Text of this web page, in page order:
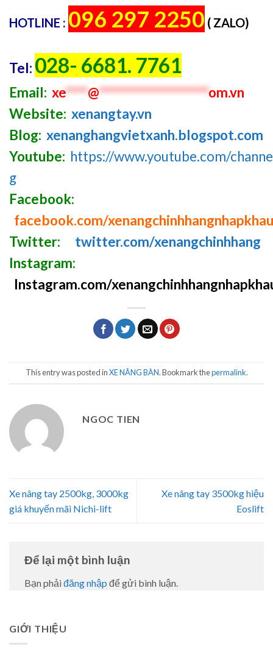
HOTLINE : 096 297 2250 ( ZALO)
Tel: 028- 6681. 7761
Email: xe****@********************om.vn
Website: xenangtay.vn
Blog: xenanghangvietxanh.blogspot.com
Youtube: https://www.youtube.com/
g
Facebook:
facebook.com/xenangchinhhangnhapkhau
Twitter:
twitter.com/xenangchinhhang
Instagram:
Instagram.com/
This entry was posted inXE NÂNG BÀN. Bookmark thepermalink.
NGOC TIEN
Xe nâng tay 2500kg, 3000kg
giá khuyến mãi Nichi-lift
Xe nâng tay 3500kg hiệu
Eoslift
Để lại một bình luận
Bạn phải đăng nhập để gửi bình luận.
GIỚI THIỆU